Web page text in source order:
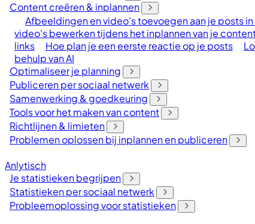
Content creëren & inplannen
Afbeeldingen en video’s toevoegen aan je posts
video's bewerken tijdens het inplannen van je
links
Hoe plan je een eerste reactie op je posts
behulp van AI
Optimaliseer je planning
Publiceren per sociaal netwerk
Samenwerking & goedkeuring
Tools voor het maken van content
Richtlijnen & limieten
Problemen oplossen bij inplannen en publiceren
Anlytisch
Je statistieken begrijpen
Statistieken per sociaal netwerk
Probleemoplossing voor statistieken